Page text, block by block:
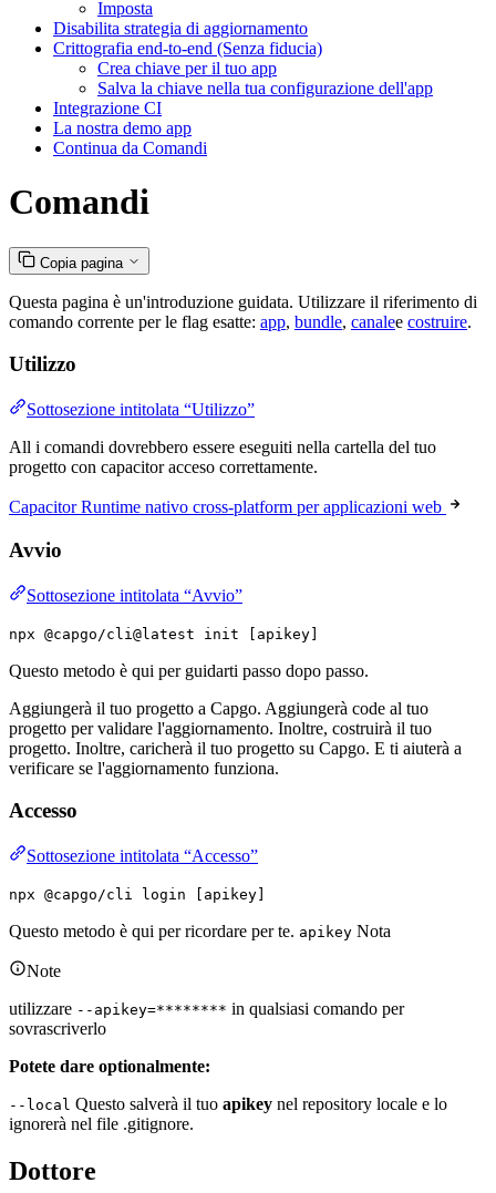
Imposta
Disabilita strategia di aggiornamento
Crittografia end-to-end (Senza fiducia)
Crea chiave per il tuo app
Salva la chiave nella tua configurazione dell'app
Integrazione CI
La nostra demo app
Continua da Comandi
Comandi
Copia pagina
Questa pagina è un'introduzione guidata. Utilizzare il riferimento di
comando corrente per le flag esatte: app, bundle, canalee costruire.
Utilizzo
Sottosezione intitolata “Utilizzo”
All i comandi dovrebbero essere eseguiti nella cartella del tuo
progetto con capacitor acceso correttamente.
Capacitor Runtime nativo cross-platform per applicazioni web
Avvio
Sottosezione intitolata “Avvio”
npx @capgo/cli@latest init [apikey]
Questo metodo è qui per guidarti passo dopo passo.
Aggiungerà il tuo progetto a Capgo. Aggiungerà code al tuo
progetto per validare l'aggiornamento. Inoltre, costruirà il tuo
progetto. Inoltre, caricherà il tuo progetto su Capgo. E ti aiuterà a
verificare se l'aggiornamento funziona.
Accesso
Sottosezione intitolata “Accesso”
npx @capgo/cli login [apikey]
Questo metodo è qui per ricordare per te. apikey Nota
Note
utilizzare --apikey=******** in qualsiasi comando per
sovrascriverlo
Potete dare optionalmente:
--local Questo salverà il tuo apikey nel repository locale e lo
ignorerà nel file .gitignore.
Dottore